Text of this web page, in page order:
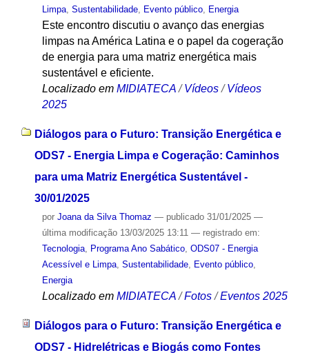
Limpa, Sustentabilidade, Evento público, Energia
Este encontro discutiu o avanço das energias
limpas na América Latina e o papel da cogeração
de energia para uma matriz energética mais
sustentável e eficiente.
Localizado em MIDIATECA /Vídeos /Vídeos
2025
Diálogos para o Futuro: Transição Energética e
ODS7 - Energia Limpa e Cogeração: Caminhos
para uma Matriz Energética Sustentável -
30/01/2025
por Joana da Silva Thomaz — publicado31/01/2025 —
última modificação13/03/2025 13:11 — registrado em:
Tecnologia, Programa Ano Sabático, ODS07 - Energia
Acessível e Limpa, Sustentabilidade, Evento público,
Energia
Localizado em MIDIATECA /Fotos /Eventos 2025
Diálogos para o Futuro: Transição Energética e
ODS7 - Hidrelétricas e Biogás como Fontes